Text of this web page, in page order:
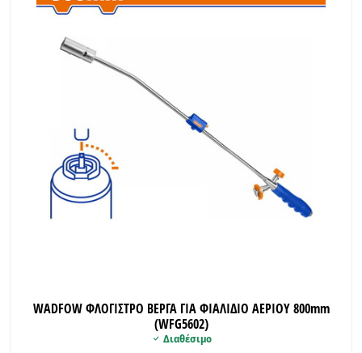
WADFOW ΦΛΟΓΙΣΤΡΟ ΒΕΡΓΑ ΓΙΑ ΦΙΑΛΙΔΙΟ ΑΕΡΙΟΥ 800mm
(WFG5602)
Διαθέσιμο